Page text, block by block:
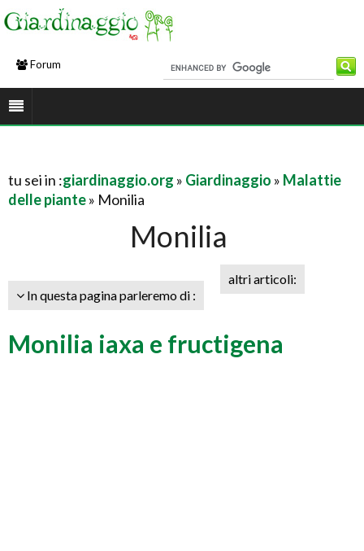
Forum
tu sei in :giardinaggio.org » Giardinaggio » Malattie
delle piante» Monilia
Monilia
In questa pagina parleremo di :
altri articoli:
Monilia iaxa e fructigena